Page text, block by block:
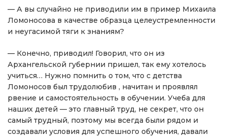
— А вы случайно не приводили им в пример Михаила
Ломоносова в качестве образца целеустремленности
и неугасимой тяги к знаниям?
— Конечно, приводил! Говорил, что он из
Архангельской губернии пришел, так ему хотелось
учиться… Нужно помнить о том, что с детства
Ломоносов был трудолюбив , начитан и проявлял
рвение и самостоятельность в обучении. Учеба для
наших детей — это главный труд, не секрет, что он
самый трудный, поэтому мы всегда были рядом и
создавали условия для успешного обучения, давали